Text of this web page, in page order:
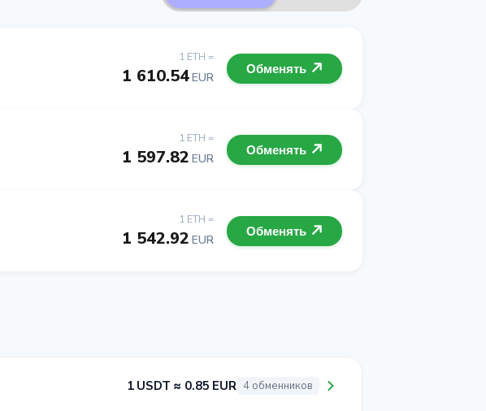
1 ETH =
1 610.54EUR
Обменять
1 ETH =
1 597.82 EUR
Обменять
1 ETH =
1 542.92 EUR
Обменять
1 USDT ≈ 0.85 EUR 4 обменников